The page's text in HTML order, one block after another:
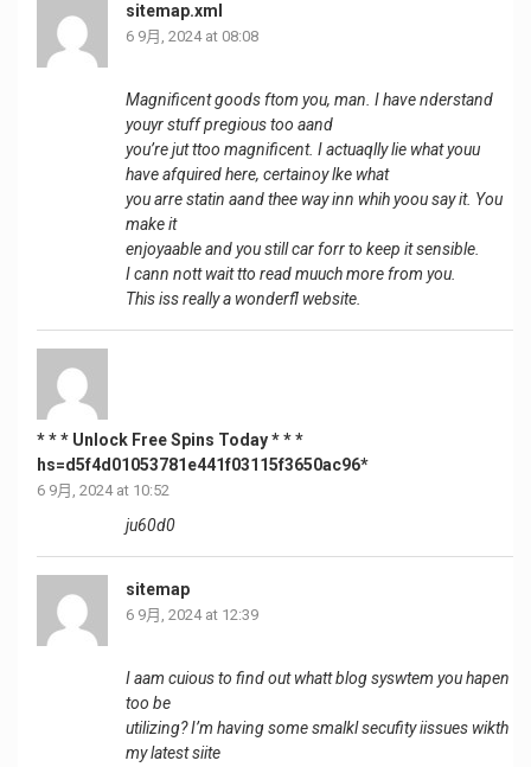
sitemap.xml
6 9月, 2024 at 08:08
Magnificent goods ftom you, man. I have nderstand
youyr stuff pregious too aand
you’re jut ttoo magnificent. I actuaqlly lie what youu
have afquired here, certainoy lke what
you arre statin aand thee way inn whih yoou say it. You
make it
enjoyaable and you still car forr to keep it sensible.
I cann nott wait tto read muuch more from you.
This iss really a wonderfl website.
* * * Unlock Free Spins Today * * *
hs=d5f4d01053781e441f03115f3650ac96*
6 9月, 2024 at 10:52
ju60d0
sitemap
6 9月, 2024 at 12:39
I aam cuious to find out whatt blog syswtem you hapen
too be
utilizing? I’m having some smalkl secufity iissues wikth
my latest siite